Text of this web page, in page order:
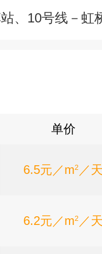
、10号线－虹
单价
6.5元／m2 ／
6.2元／m2 ／